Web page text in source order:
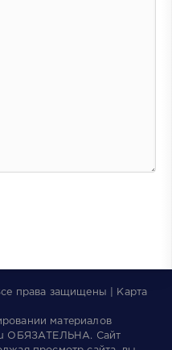
права защищены | Карта
материалов
ОБЯЗАТЕЛЬНА.
Сайт